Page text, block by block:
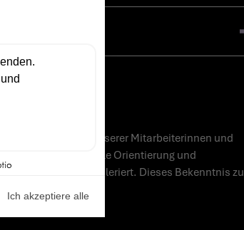
Die Vielfalt unserer Mitarbeiterinnen und
Religion, sexuelle Orientierung und
von uns nicht toleriert. Dieses Bekenntnis zu
Ich akzeptiere alle